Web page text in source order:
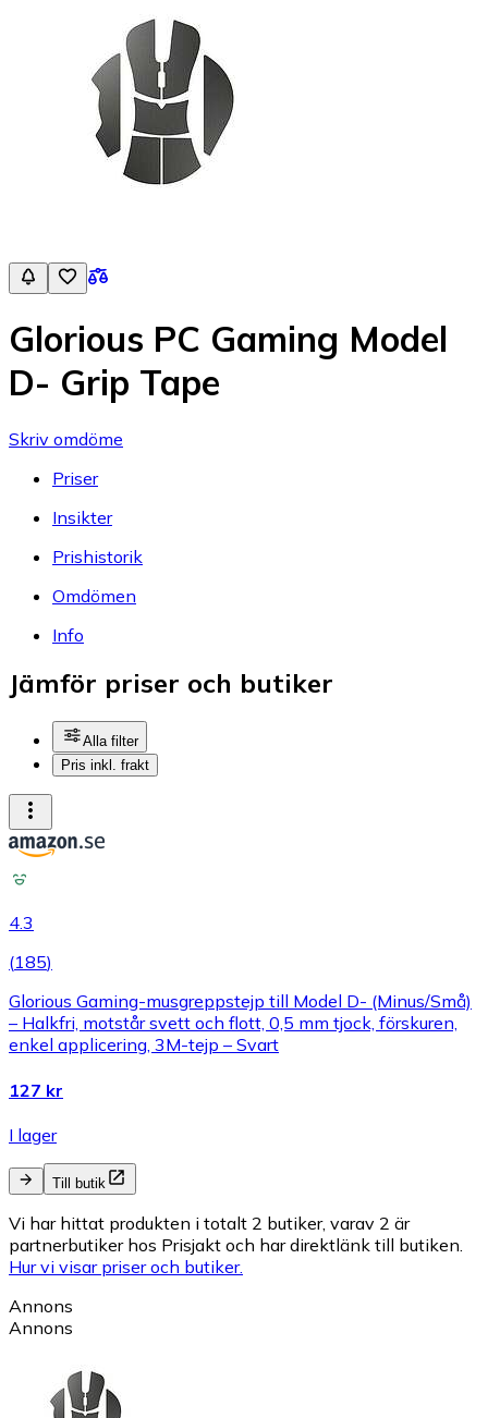
Glorious PC Gaming Model
D- Grip Tape
Skriv omdöme
Priser
Insikter
Prishistorik
Omdömen
Info
Jämför priser och butiker
Alla filter
Pris inkl. frakt
4.3
(185)
Glorious Gaming-musgreppstejp till Model D- (Minus/Små)
– Halkfri, motstår svett och flott, 0,5 mm tjock, förskuren,
enkel applicering, 3M-tejp – Svart
127 kr
I lager
Till butik
Vi har hittat produkten i totalt 2 butiker, varav 2 är
partnerbutiker hos Prisjakt och har direktlänk till butiken.
Hur vi visar priser och butiker.
Annons
Annons